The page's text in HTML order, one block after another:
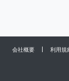
会社概要 利用規